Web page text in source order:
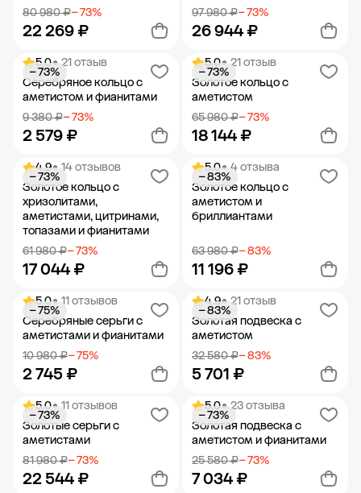
80 980 ₽− 73%
22 269 ₽
Добавить в корзину
97 980 ₽− 73%
26 944 ₽
Добавить в корзину
5.0• 21 отзыв
Серебряное кольцо с
аметистом и фианитами
9 380 ₽− 73%
2 579 ₽
− 73%
Добавить в корзину
5.0• 21 отзыв
Золотое кольцо с
аметистом
65 980 ₽− 73%
18 144 ₽
− 73%
Добавить в корзину
4.9• 14 отзывов
Золотое кольцо с
хризолитами,
аметистами, цитринами,
топазами и фианитами
61 980 ₽− 73%
17 044 ₽
− 73%
Добавить в корзину
5.0• 4 отзыва
Золотое кольцо с
аметистом и
бриллиантами
63 980 ₽− 83%
11 196 ₽
− 83%
Добавить в корзину
5.0• 11 отзывов
Серебряные серьги с
аметистами и фианитами
10 980 ₽− 75%
2 745 ₽
− 75%
Добавить в корзину
4.9• 21 отзыв
Золотая подвеска с
аметистом
32 580 ₽− 83%
5 701 ₽
− 83%
Добавить в корзину
5.0• 11 отзывов
Золотые серьги с
аметистами
81 980 ₽− 73%
22 544 ₽
− 73%
5.0• 23 отзыва
Золотая подвеска с
аметистом и фианитами
25 580 ₽− 73%
7 034 ₽
− 73%